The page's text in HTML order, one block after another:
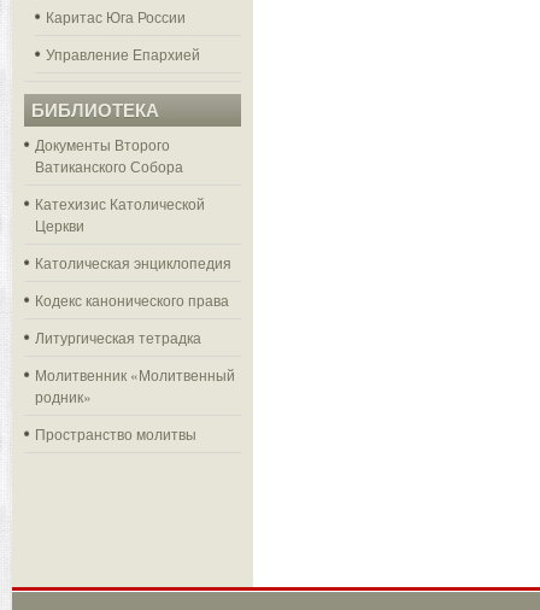
Каритас Юга России
Управление Епархией
БИБЛИОТЕКА
Документы Второго
Ватиканского Собора
Катехизис Католической
Церкви
Католическая энциклопедия
Кодекс канонического права
Литургическая тетрадка
Молитвенник «Молитвенный
родник»
Пространство молитвы